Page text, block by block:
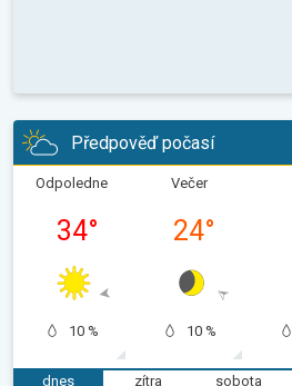
Předpověď počasí
Odpoledne
34°
10 %
Večer
24°
10 %
dnes
zítra
sobota